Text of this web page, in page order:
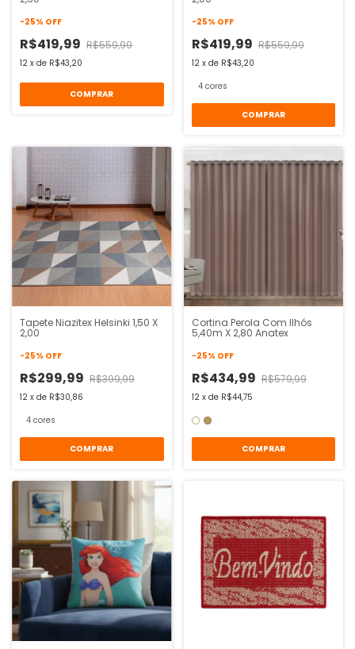
-25% OFF
R$419,99 R$559,99
12 x de R$43,20
COMPRAR
-25% OFF
R$419,99 R$559,99
12 x de R$43,20
4 cores
COMPRAR
Tapete Niazitex Helsinki 1,50 X
2,00
-25% OFF
R$299,99 R$399,99
12 x de R$30,86
4 cores
COMPRAR
Cortina Perola Com Ilhós
5,40m X 2,80 Anatex
-25% OFF
R$434,99 R$579,99
12 x de R$44,75
COMPRAR